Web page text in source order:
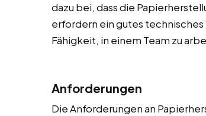
dazu bei, dass die
erfordern ein gutes
Fähigkeit, in einem Team zu
Anforderungen
Die Anforderungen an